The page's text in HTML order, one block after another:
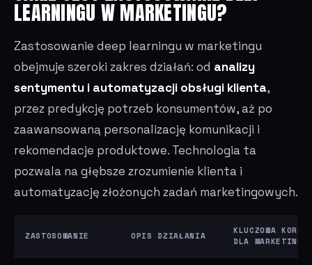
LEARNINGU W MARKETINGU?
Zastosowanie deep learningu w marketingu
obejmuje szeroki zakres działań: od analizy
sentymentu i automatyzacji obsługi klienta,
przez predykcję potrzeb konsumentów, aż po
zaawansowaną personalizację komunikacji i
rekomendacje produktowe. Technologia ta
pozwala na głębsze zrozumienie klienta i
automatyzację złożonych zadań marketingowych.
ZASTOSOWANIE OPIS DZIAŁANIA
KLUCZOWA
DLA MARKETINGU